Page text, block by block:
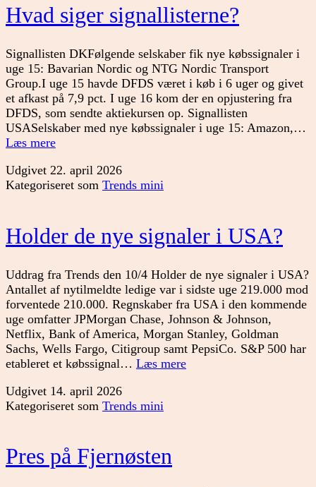
Hvad siger signallisterne?
Signallisten DKFølgende selskaber fik nye købssignaler i
uge 15: Bavarian Nordic og NTG Nordic Transport
Group.I uge 15 havde DFDS været i køb i 6 uger og givet
et afkast på 7,9 pct. I uge 16 kom der en opjustering fra
DFDS, som sendte aktiekursen op. Signallisten
USASelskaber med nye købssignaler i uge 15: Amazon,…
Læs mereHvad
signallisterne?
Udgivet 22. april 2026
Kategoriseret som Trends mini
Holder de nye signaler i USA?
Uddrag fra Trends den 10/4 Holder de nye signaler i USA?
Antallet af nytilmeldte ledige var i sidste uge 219.000 mod
forventede 210.000. Regnskaber fra USA i den kommende
uge omfatter JPMorgan Chase, Johnson & Johnson,
Netflix, Bank of America, Morgan Stanley, Goldman
Sachs, Wells Fargo, Citigroup samt PepsiCo. S&P 500 har
etableret et købssignal… Læs mereHolder
Udgivet 14. april 2026
Kategoriseret som Trends mini
Pres på Fjernøsten